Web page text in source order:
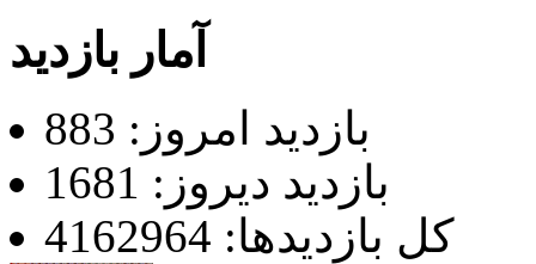
آمار بازدید
بازدید امروز: 883
بازدید دیروز: 1681
کل بازدیدها: 4162964